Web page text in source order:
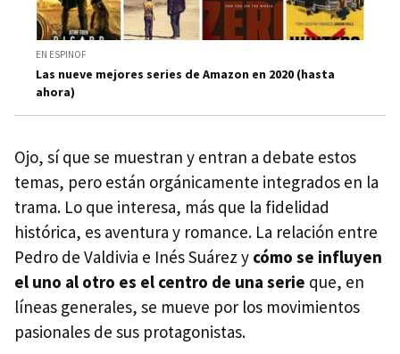
EN ESPINOF
Las nueve mejores series de Amazon en 2020 (hasta
ahora)
Ojo, sí que se muestran y entran a debate estos
temas, pero están orgánicamente integrados en la
trama. Lo que interesa, más que la fidelidad
histórica, es aventura y romance. La relación entre
Pedro de Valdivia e Inés Suárez y cómo se influyen
el uno al otro es el centro de una serie que, en
líneas generales, se mueve por los movimientos
pasionales de sus protagonistas.